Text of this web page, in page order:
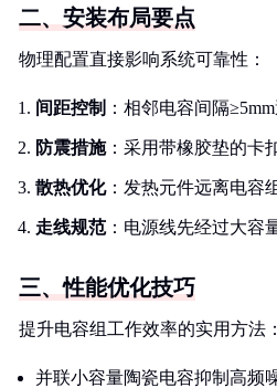
二、安装布局要点
物理配置直接影响系统可靠性：
间距控制 ：相邻电容间隔
防震措施：采用带橡胶垫的卡
散热优化：发热元件远离电容
走线规范：电源线先经过大容
三、性能优化技巧
提升电容组工作效率的实用方法：
并联小容量陶瓷电容抑制高频